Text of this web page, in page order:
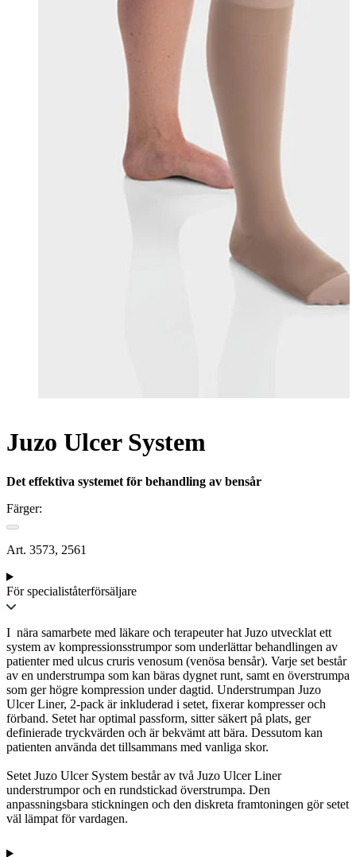
Juzo Ulcer System
Det effektiva systemet för behandling av bensår
Färger:
Art. 3573, 2561
För specialiståterförsäljare
I nära samarbete med läkare och terapeuter hat Juzo utvecklat ett
system av kompressionsstrumpor som underlättar behandlingen av
patienter med ulcus cruris venosum (venösa bensår). Varje set består
av en understrumpa som kan bäras dygnet runt, samt en överstrumpa
som ger högre kompression under dagtid. Understrumpan Juzo
Ulcer Liner, 2-pack är inkluderad i setet, fixerar kompresser och
förband. Setet har optimal passform, sitter säkert på plats, ger
definierade tryckvärden och är bekvämt att bära. Dessutom kan
patienten använda det tillsammans med vanliga skor.
Setet Juzo Ulcer System består av två Juzo Ulcer Liner
understrumpor och en rundstickad överstrumpa. Den
anpassningsbara stickningen och den diskreta framtoningen gör setet
väl lämpat för vardagen.